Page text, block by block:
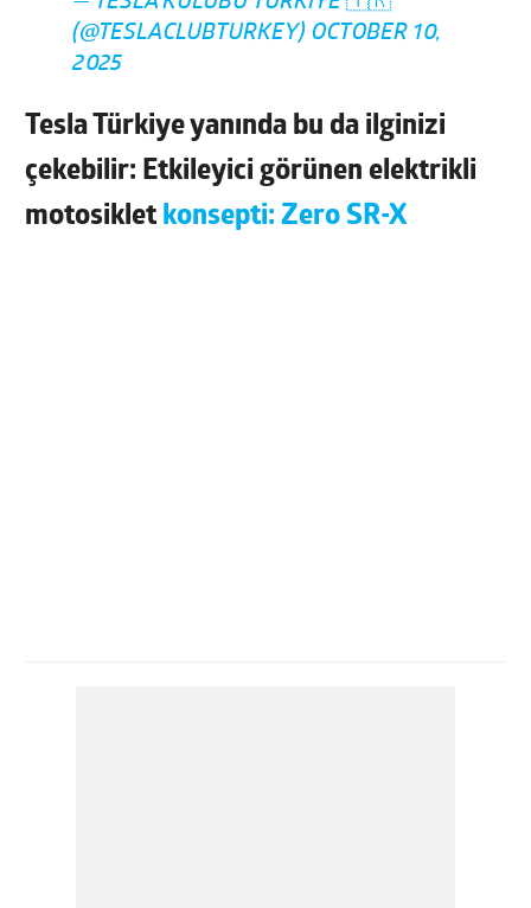
(@TESLACLUBTURKEY) OCTOBER 10,
2025
Tesla Türkiye yanında bu da ilginizi
çekebilir: Etkileyici görünen elektrikli
motosiklet konsepti: Zero SR-X